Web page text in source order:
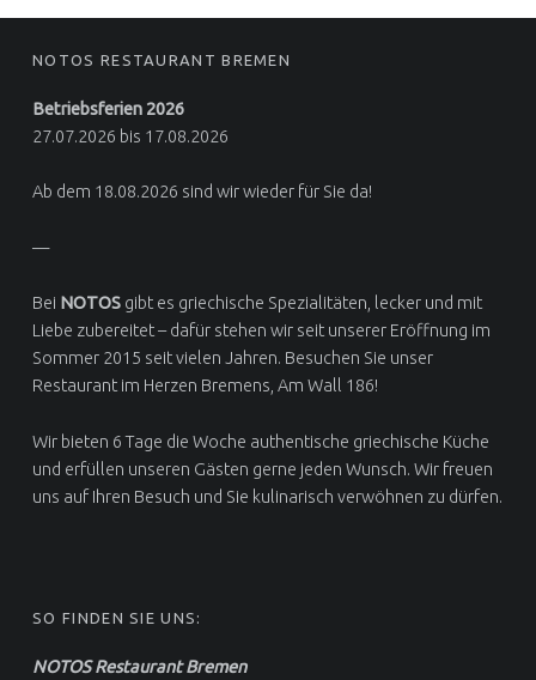
FOOTER SIDEBAR
NOTOS RESTAURANT BREMEN
Betriebsferien 2026
27.07.2026 bis 17.08.2026
Ab dem 18.08.2026 sind wir wieder für Sie da!
—
Bei NOTOS gibt es griechische Spezialitäten, lecker und mit
Liebe zubereitet – dafür stehen wir seit unserer Eröffnung im
Sommer 2015 seit vielen Jahren. Besuchen Sie unser
Restaurant im Herzen Bremens, Am Wall 186!
Wir bieten 6 Tage die Woche authentische griechische Küche
und erfüllen unseren Gästen gerne jeden Wunsch. Wir freuen
uns auf Ihren Besuch und Sie kulinarisch verwöhnen zu dürfen.
SO FINDEN SIE UNS:
NOTOS Restaurant Bremen